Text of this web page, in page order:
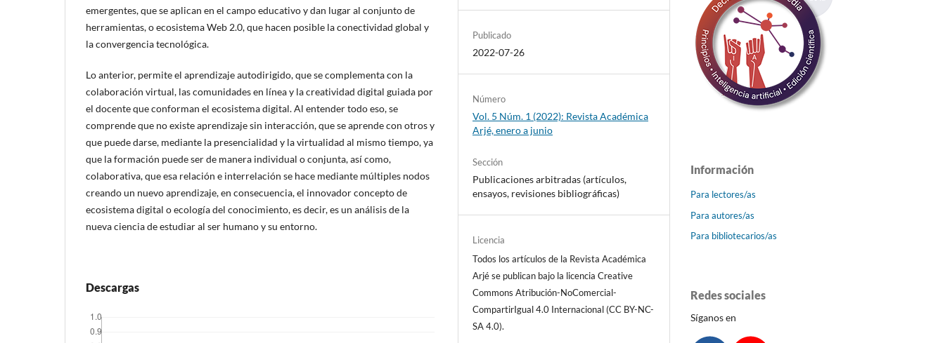
emergentes, que se aplican en el campo educativo y dan lugar al conjunto de
herramientas, o ecosistema Web 2.0, que hacen posible la conectividad global y
la convergencia tecnológica.
Lo anterior, permite el aprendizaje autodirigido, que se complementa con la
colaboración virtual, las comunidades en línea y la creatividad digital guiada por
el docente que conforman el ecosistema digital. Al entender todo eso, se
comprende que no existe aprendizaje sin interacción, que se aprende con otros y
que puede darse, mediante la presencialidad y la virtualidad al mismo tiempo, ya
que la formación puede ser de manera individual o conjunta, así como,
colaborativa, que esa relación e interrelación se hace mediante múltiples nodos
creando un nuevo aprendizaje, en consecuencia, el innovador concepto de
ecosistema digital o ecología del conocimiento, es decir, es un análisis de la
nueva ciencia de estudiar al ser humano y su entorno.
Descargas
Publicado
2022-07-26
Número
Vol. 5 Núm. 1 (2022): Revista Académica
Arjé, enero a junio
Sección
Publicaciones arbitradas (artículos,
ensayos, revisiones bibliográficas)
Licencia
Todos los artículos de la Revista Académica
Arjé se publican bajo la licencia Creative
Commons Atribución-NoComercial-
CompartirIgual 4.0 Internacional (CC BY-NC-
SA 4.0).
Información
Para lectores/as
Para autores/as
Para bibliotecarios/as
Redes sociales
Síganos en